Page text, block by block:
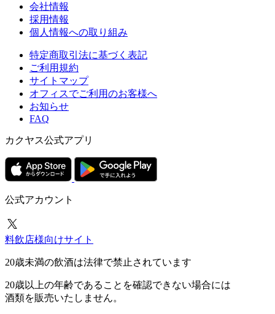
会社情報
採用情報
個人情報への取り組み
特定商取引法に基づく表記
ご利用規約
サイトマップ
オフィスでご利用のお客様へ
お知らせ
FAQ
カクヤス公式アプリ
公式アカウント
料飲店様向けサイト
20歳未満の飲酒は法律で禁止されています
20歳以上の年齢であることを確認できない場合には
酒類を販売いたしません。